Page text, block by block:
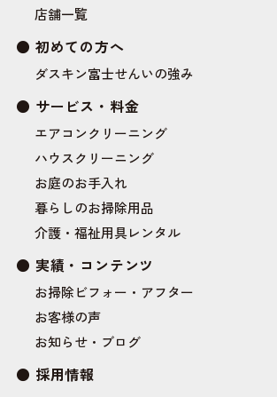
店舗一覧
初めての方へ
ダスキン富士せんいの強み
サービス・料金
エアコンクリーニング
ハウスクリーニング
お庭のお手入れ
暮らしのお掃除用品
介護・福祉用具レンタル
実績・コンテンツ
お掃除ビフォー・アフター
お客様の声
お知らせ・ブログ
採用情報